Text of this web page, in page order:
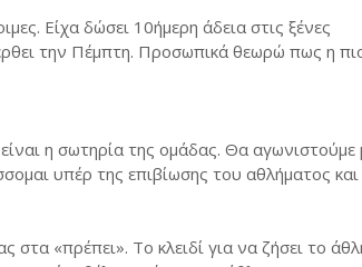
Είχα δώσει 10ήμερη άδεια στις ξένες
την Πέμπτη. Προσωπικά θεωρώ πως η
η σωτηρία της ομάδας. Θα αγωνιστούμε
υπέρ της επιβίωσης του αθλήματος και
στα «πρέπει». Το κλειδί για να ζήσει το